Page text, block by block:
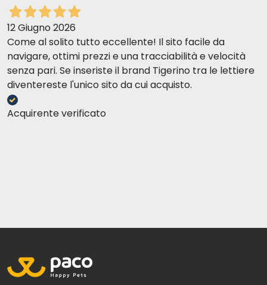
12 Giugno 2026
Come al solito tutto eccellente! Il sito facile da
navigare, ottimi prezzi e una tracciabilità e velocità
senza pari. Se inseriste il brand Tigerino tra le lettiere
diventereste l'unico sito da cui acquisto.
Acquirente verificato